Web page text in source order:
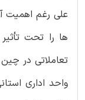
علی رغم اهمیت
ها را تحت